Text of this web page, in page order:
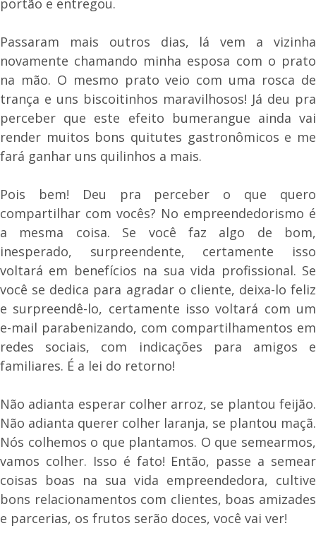
Passaram mais outros dias, lá vem a vizinha
novamente chamando minha esposa com o prato
na mão. O mesmo prato veio com uma rosca de
trança e uns biscoitinhos maravilhosos! Já deu pra
perceber que este efeito bumerangue ainda vai
render muitos bons quitutes gastronômicos e me
fará ganhar uns quilinhos a mais.
Pois bem! Deu pra perceber o que quero
compartilhar com vocês? No empreendedorismo é
a mesma coisa. Se você faz algo de bom,
inesperado, surpreendente, certamente isso
voltará em benefícios na sua vida profissional. Se
você se dedica para agradar o cliente, deixa-lo feliz
e surpreendê-lo, certamente isso voltará com um
e-mail parabenizando, com compartilhamentos em
redes sociais, com indicações para amigos e
familiares. É a lei do retorno!
Não adianta esperar colher arroz, se plantou feijão.
Não adianta querer colher laranja, se plantou maçã.
Nós colhemos o que plantamos. O que semearmos,
vamos colher. Isso é fato! Então, passe a semear
coisas boas na sua vida empreendedora, cultive
bons relacionamentos com clientes, boas amizades
e parcerias, os frutos serão doces, você vai ver!